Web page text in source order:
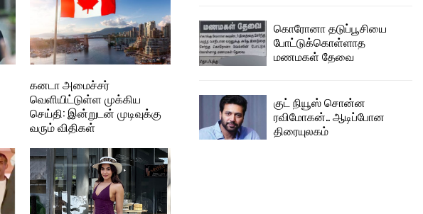
கனடா அமைச்சர்
வெளியிட்டுள்ள முக்கிய
செய்தி: இன்றுடன் முடிவுக்கு
வரும் விதிகள்
கொரோனா தடுப்பூசியை
போட்டுக்கொள்ளாத
மணமகள் தேவை
குட் நியூஸ் சொன்ன
ரவிமோகன்.. ஆடிப்போன
திரையுலகம்